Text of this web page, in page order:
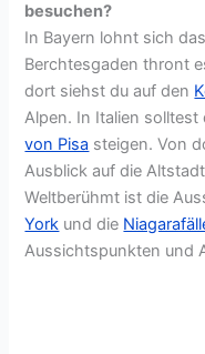
besuchen?
In Bayern lohnt sich das
Berchtesgaden thront
dort siehst du auf den
Alpen. In Italien solltest
von Pisa steigen. Von
Ausblick auf die
Weltberühmt ist die
York und die
Aussichtspunkten und